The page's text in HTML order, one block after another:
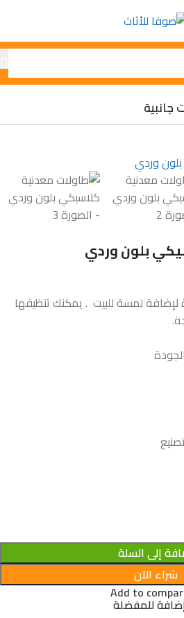
جانبية
بلون وردي
لإضافة لمسة للبيت . يمكنك تنظيفها
إلى السلة
شراء الآن
Add to
للمفضلة